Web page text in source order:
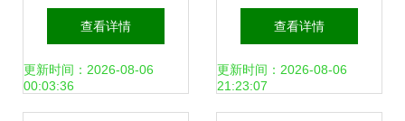
技术研发力度 加快
构建绿色低碳发展
查看详情
更新时间：2026-08-06
00:03:36
德图仪器亮相供热
展，助力新兴能源
查看详情
更新时间：2026-08-06
21:23:07